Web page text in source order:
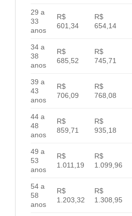
29 a
33
anos
R$
601,34
R$
654,14
34 a
38
anos
R$
685,52
R$
745,71
39 a
43
anos
R$
706,09
R$
768,08
44 a
48
anos
R$
859,71
R$
935,18
49 a
53
anos
R$
1.011,19
R$
1.099,96
54 a
58
anos
R$
1.203,32
R$
1.308,95